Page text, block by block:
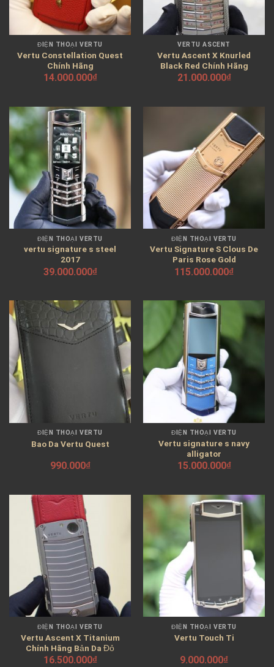
ĐIỆN THOẠI VERTU
Vertu Constellation Quest
Chính Hãng
14.000.000₫
VERTU ASCENT
Vertu Ascent X Knurled
Black Red Chính Hãng
21.000.000₫
ĐIỆN THOẠI VERTU
vertu signature s steel
2017
39.000.000₫
ĐIỆN THOẠI VERTU
Vertu Signature S Clous De
Paris Rose Gold
115.000.000₫
ĐIỆN THOẠI VERTU
Bao Da Vertu Quest
990.000₫
ĐIỆN THOẠI VERTU
Vertu signature s navy
alligator
15.000.000₫
ĐIỆN THOẠI VERTU
Vertu Ascent X Titanium
Chính Hãng Bản Da Đỏ
16.500.000₫
ĐIỆN THOẠI VERTU
Vertu Touch Ti
9.000.000₫